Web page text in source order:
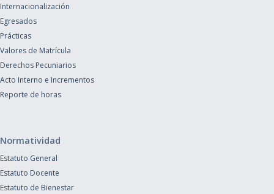
Internacionalización
Egresados
Prácticas
Valores de Matrícula
Derechos Pecuniarios
Acto Interno e Incrementos
Reporte de horas
Normatividad
Estatuto General
Estatuto Docente
Estatuto de Bienestar